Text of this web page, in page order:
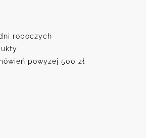
roboczych
powyżej 500 zł